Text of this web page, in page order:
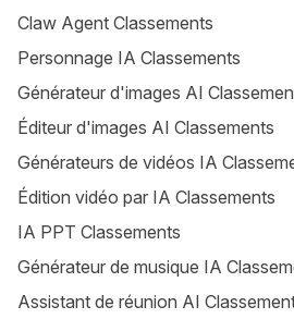
Claw Agent Classements
Personnage IA Classements
Générateur d'images AI
Éditeur d'images AI Classements
Générateurs de vidéos IA
Édition vidéo par IA Classements
IA PPT Classements
Générateur de musique IA
Assistant de réunion AI